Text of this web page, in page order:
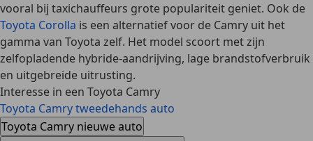
vooral bij taxichauffeurs grote populariteit geniet. Ook de
Toyota Corolla is een alternatief voor de Camry uit het
gamma van Toyota zelf. Het model scoort met zijn
zelfopladende hybride-aandrijving, lage brandstofverbruik
en uitgebreide uitrusting.
Interesse in een Toyota Camry
Toyota Camry tweedehands auto
Toyota Camry nieuwe auto